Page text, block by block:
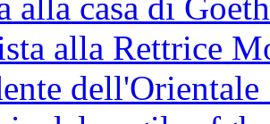
alla Rettrice